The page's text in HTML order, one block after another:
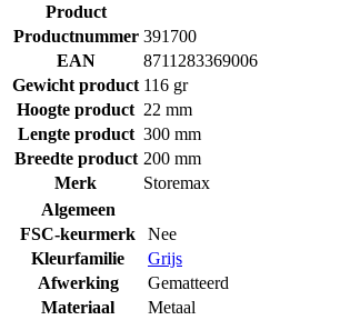
Product
Productnummer 391700
EAN
8711283369006
Gewicht product 116 gr
Hoogte product 22 mm
Lengte product 300 mm
Breedte product 200 mm
Merk
Storemax
Algemeen
FSC-keurmerk
Nee
Kleurfamilie
Grijs
Afwerking
Gematteerd
Materiaal
Metaal